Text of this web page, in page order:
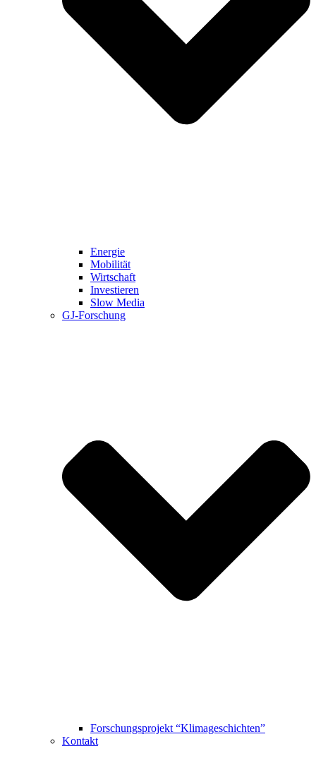
Energie
Mobilität
Wirtschaft
Investieren
Slow Media
GJ-Forschung
Forschungsprojekt “Klimageschichten”
Kontakt